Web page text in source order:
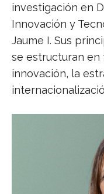
investigación en
Innovación y
Jaume I. Sus
se estructuran en
innovación, la